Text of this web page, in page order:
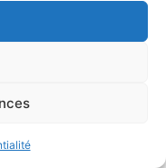
sociale.